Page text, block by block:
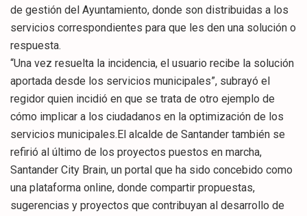
de gestión del Ayuntamiento, donde son distribuidas a los
servicios correspondientes para que les den una solución o
respuesta.
“Una vez resuelta la incidencia, el usuario recibe la solución
aportada desde los servicios municipales”, subrayó el
regidor quien incidió en que se trata de otro ejemplo de
cómo implicar a los ciudadanos en la optimización de los
servicios municipales.El alcalde de Santander también se
refirió al último de los proyectos puestos en marcha,
Santander City Brain, un portal que ha sido concebido como
una plataforma online, donde compartir propuestas,
sugerencias y proyectos que contribuyan al desarrollo de